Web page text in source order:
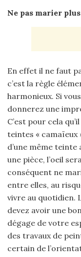
Ne pas marier
En effet il ne faut
c’est la règle
harmonieux. Si
donnerez une
C’est pour cela
teintes « camaïeux
d’une même
une pièce, l’oeil
conséquent ne
entre elles, au
vivre au quotidien.
devez avoir une
dégage de votre
des travaux de
certain de